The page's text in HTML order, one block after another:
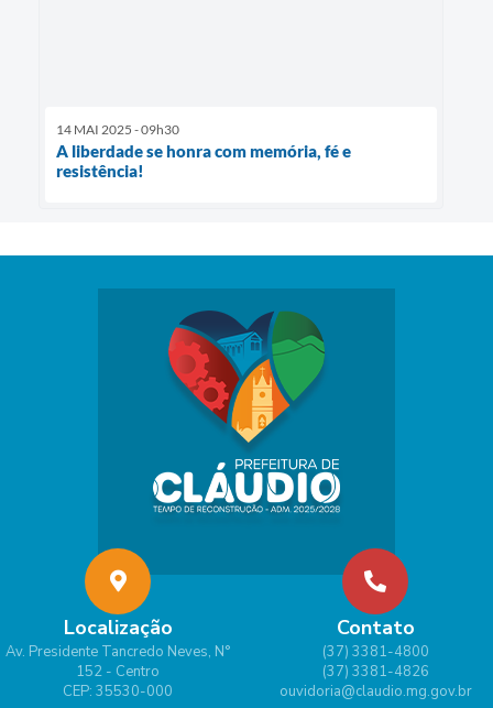
14 MAI 2025 - 09h30
A liberdade se honra com memória, fé e
resistência!
Localização
Av. Presidente Tancredo Neves, N°
152 - Centro
CEP: 35530-000
Contato
(37) 3381-4800
(37) 3381-4826
ouvidoria@claudio.mg.gov.br